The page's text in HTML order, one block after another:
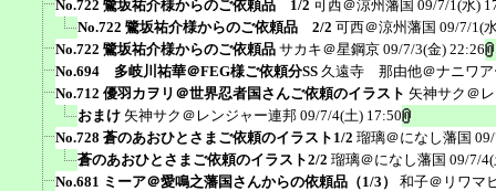
No.722 鷺坂祐介様からのご依頼品 1/2 可西＠涼州藩国 09/7/1(水)
No.722 鷺坂祐介様からのご依頼品 2/2 可西＠涼州藩国 09/7/1(
No.722 鷺坂祐介様からのご依頼品 サカキ＠星鋼京 09/7/3(金) 22:26
No.694 多岐川祐華＠FEG様ご依頼分SS 久遠寺 那由他＠ナニワア
No.712 優羽カヲリ＠世界忍者国さんご依頼のイラスト 矢神サク＠
おまけ 矢神サク＠レンジャー連邦 09/7/4(土) 17:50
No.728 蒼のあおひとさまご依頼のイラスト1/2 瑠璃＠になし藩国
蒼のあおひとさまご依頼のイラスト2/2 瑠璃＠になし藩国 09/7/
No.681 ミーア＠愛鳴之藩国さんからの依頼品（1/3）
和子＠リワマ